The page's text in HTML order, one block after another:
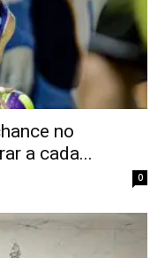
no
a cada...
0